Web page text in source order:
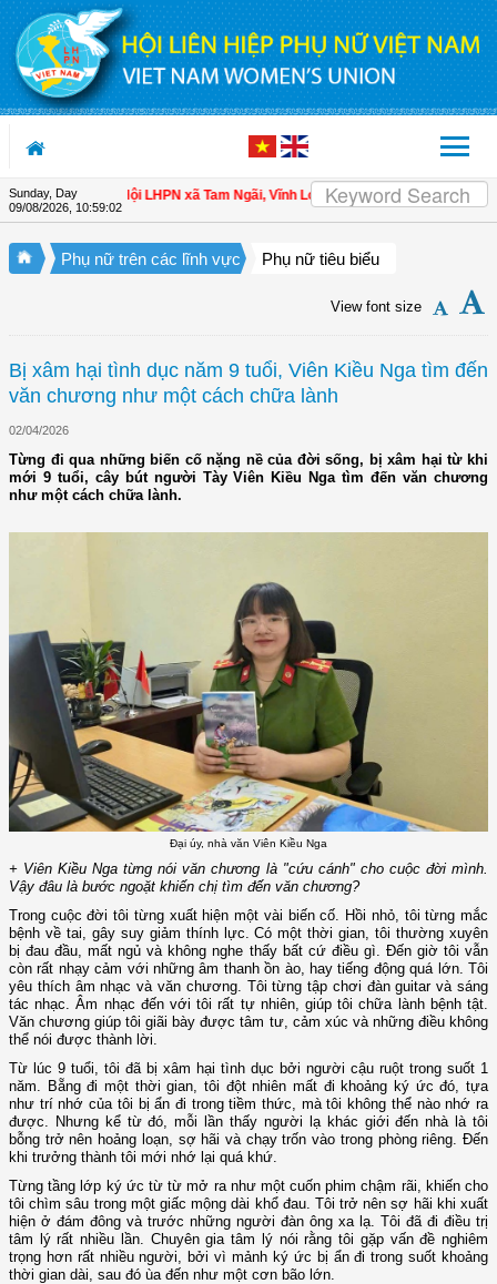
Skip to Content
Sunday, Day
09/08/2026, 10:59:03
hội viên | Hội LHPN xã Tam Ngãi, Vĩnh Long sơ kết công tác Hội và phong
Phụ nữ trên các lĩnh vực Phụ nữ tiêu biểu
View font size
Bị xâm hại tình dục năm 9 tuổi, Viên Kiều Nga tìm đến
văn chương như một cách chữa lành
02/04/2026
Từng đi qua những biến cố nặng nề của đời sống, bị xâm hại từ khi
mới 9 tuổi, cây bút người Tày Viên Kiều Nga tìm đến văn chương
như một cách chữa lành.
Đại úy, nhà văn Viên Kiều Nga
+ Viên Kiều Nga từng nói văn chương là "cứu cánh" cho cuộc đời mình.
Vậy đâu là bước ngoặt khiến chị tìm đến văn chương?
Trong cuộc đời tôi từng xuất hiện một vài biến cố. Hồi nhỏ, tôi từng mắc
bệnh về tai, gây suy giảm thính lực. Có một thời gian, tôi thường xuyên
bị đau đầu, mất ngủ và không nghe thấy bất cứ điều gì. Đến giờ tôi vẫn
còn rất nhạy cảm với những âm thanh ồn ào, hay tiếng động quá lớn. Tôi
yêu thích âm nhạc và văn chương. Tôi từng tập chơi đàn guitar và sáng
tác nhạc. Âm nhạc đến với tôi rất tự nhiên, giúp tôi chữa lành bệnh tật.
Văn chương giúp tôi giãi bày được tâm tư, cảm xúc và những điều không
thể nói được thành lời.
Từ lúc 9 tuổi, tôi đã bị xâm hại tình dục bởi người cậu ruột trong suốt 1
năm. Bẵng đi một thời gian, tôi đột nhiên mất đi khoảng ký ức đó, tựa
như trí nhớ của tôi bị ẩn đi trong tiềm thức, mà tôi không thể nào nhớ ra
được. Nhưng kể từ đó, mỗi lần thấy người lạ khác giới đến nhà là tôi
bỗng trở nên hoảng loạn, sợ hãi và chạy trốn vào trong phòng riêng. Đến
khi trưởng thành tôi mới nhớ lại quá khứ.
Từng tầng lớp ký ức từ từ mở ra như một cuốn phim chậm rãi, khiến cho
tôi chìm sâu trong một giấc mộng dài khổ đau. Tôi trở nên sợ hãi khi xuất
hiện ở đám đông và trước những người đàn ông xa lạ. Tôi đã đi điều trị
tâm lý rất nhiều lần. Chuyên gia tâm lý nói rằng tôi gặp vấn đề nghiêm
trọng hơn rất nhiều người, bởi vì mảnh ký ức bị ẩn đi trong suốt khoảng
thời gian dài, sau đó ùa đến như một cơn bão lớn.